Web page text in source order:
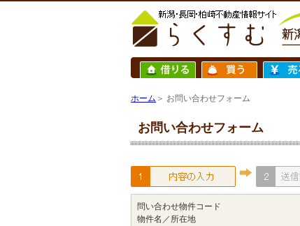
ホーム ＞ お問い合わせフォーム
お問い合わせフォーム
問い合わせ物件コード
物件名／所在地